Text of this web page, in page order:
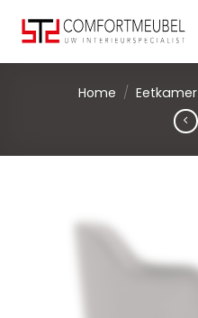
content
Home / Eetkamer